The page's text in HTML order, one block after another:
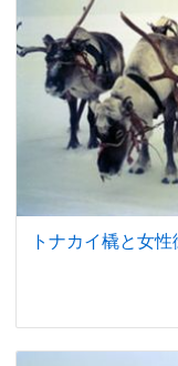
トナカイ橇と女